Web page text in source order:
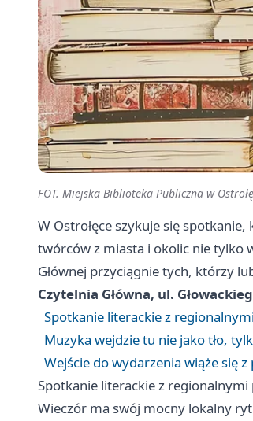
FOT. Miejska Biblioteka Publiczna w
W Ostrołęce szykuje się
twórców z miasta i okolic nie tylko
Głównej przyciągnie tych, którzy
Czytelnia Główna, ul.
Spotkanie literackie z
Muzyka wejdzie tu nie jako tło,
Wejście do wydarzenia wiąże się
Spotkanie literackie z
Wieczór ma swój mocny lokalny